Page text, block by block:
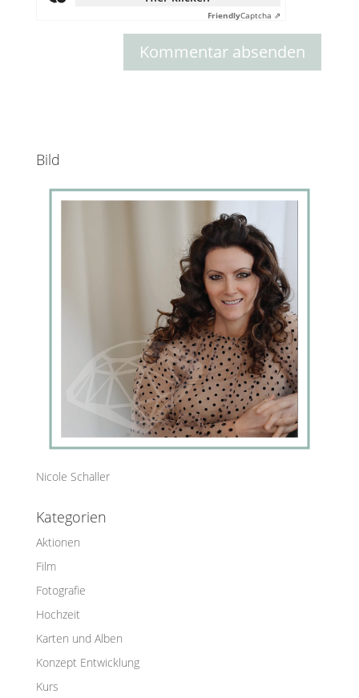
FriendlyCaptcha ⇗
Bild
Nicole Schaller
Kategorien
Aktionen
Film
Fotografie
Hochzeit
Karten und Alben
Konzept Entwicklung
Kurs